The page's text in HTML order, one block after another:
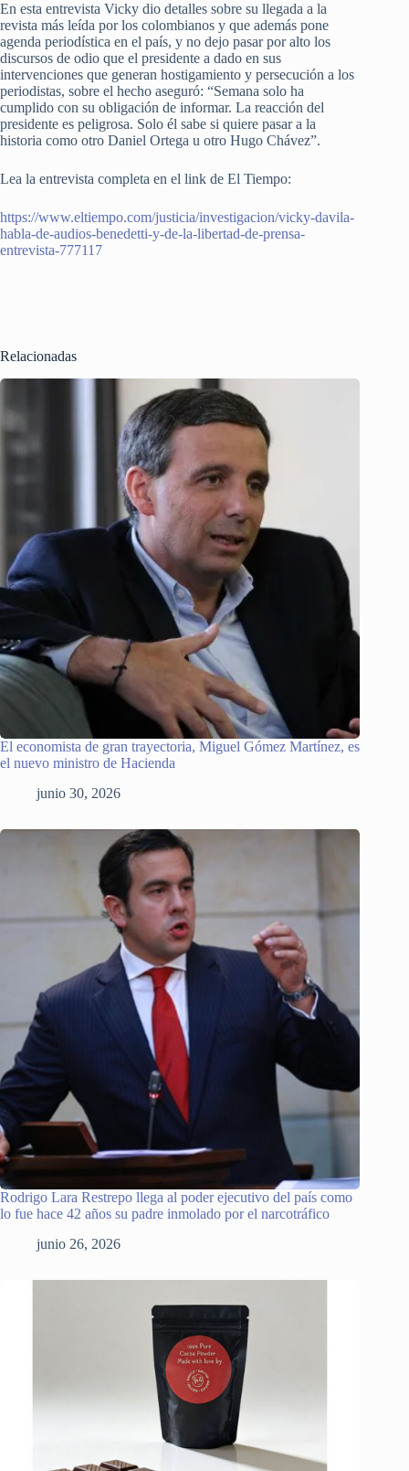
En esta entrevista Vicky dio detalles sobre su llegada a la
revista más leída por los colombianos y que además pone
agenda periodística en el país, y no dejo pasar por alto los
discursos de odio que el presidente a dado en sus
intervenciones que generan hostigamiento y persecución a los
periodistas, sobre el hecho aseguró: “Semana solo ha
cumplido con su obligación de informar. La reacción del
presidente es peligrosa. Solo él sabe si quiere pasar a la
historia como otro Daniel Ortega u otro Hugo Chávez”.
Lea la entrevista completa en el link de El Tiempo:
https://www.eltiempo.com/justicia/investigacion/vicky-davila-
habla-de-audios-benedetti-y-de-la-libertad-de-prensa-
entrevista-777117
Relacionadas
El economista de gran trayectoria, Miguel Gómez Martínez, es
el nuevo ministro de Hacienda
junio 30, 2026
Rodrigo Lara Restrepo llega al poder ejecutivo del país como
lo fue hace 42 años su padre inmolado por el narcotráfico
junio 26, 2026